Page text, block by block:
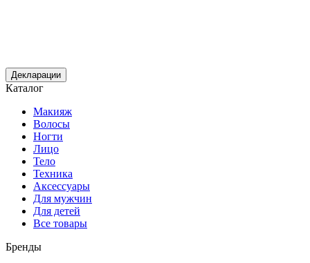
Декларации
Каталог
Макияж
Волосы
Ногти
Лицо
Тело
Техника
Аксессуары
Для мужчин
Для детей
Все товары
Бренды